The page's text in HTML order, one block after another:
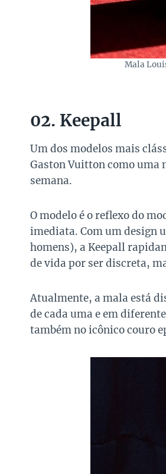
Mala
02. Keepall
Um dos modelos mais
Gaston Vuitton como uma
semana.
O modelo é o reflexo do
imediata. Com um design
homens), a Keepall
de vida por ser discreta,
Atualmente, a mala está
de cada uma e em
também no icônico couro